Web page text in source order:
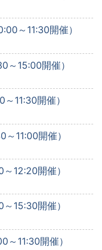
～11:30開催）
～15:00開催）
11:30開催）
11:00開催）
12:20開催）
15:30開催）
11:30開催）